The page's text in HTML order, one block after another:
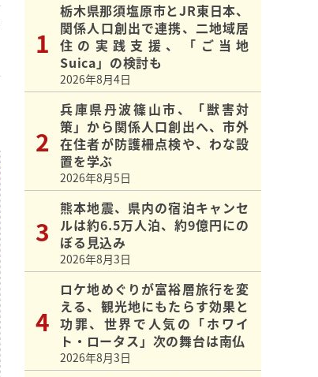
栃木県那須塩原市とJR東日本、
関係人口創出で連携、二地域居
住の実践支援、「ご当地
Suica」の検討も
2026年8月4日
兵庫県丹波篠山市、「獣害対
策」から関係人口創出へ、市外
在住者が防護柵点検や、わな設
置を学ぶ
2026年8月5日
熊本地震、県内の宿泊キャンセ
ルは約6.5万人泊、約9億円にの
ぼる見込み
2026年8月3日
ロケ地めぐりが富裕層旅行を変
える、観光地にもたらす効果と
功罪、世界で人気の「ホワイ
ト・ロータス」次の舞台は南仏
2026年8月3日